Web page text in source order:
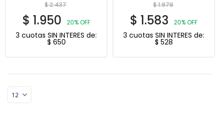
$2.437
$ 1.950 20% OFF
3 cuotas SIN INTERES de:
$ 650
$1.979
$ 1.583 20% OFF
3 cuotas SIN INTERES de:
$ 528